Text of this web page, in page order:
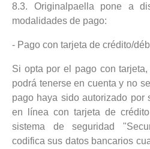
8.3. Originalpaella pone a
modalidades de pago:
- Pago con tarjeta de crédito/
Si opta por el pago con
podrá tenerse en cuenta y no
pago haya sido autorizado por
en línea con tarjeta de
sistema de seguridad
codifica sus datos bancarios